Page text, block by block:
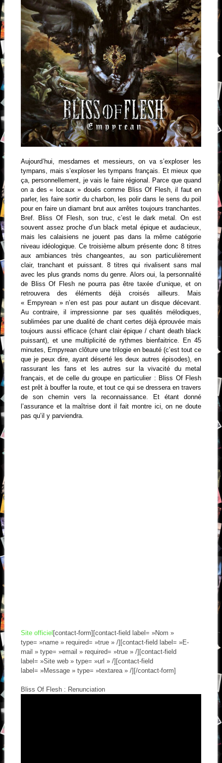
Aujourd’hui, mesdames et messieurs, on va s’exploser les
tympans, mais s’exploser les tympans français. Et mieux que
ça, personnellement, je vais le faire régional. Parce que quand
on a des « locaux » doués comme Bliss Of Flesh, il faut en
parler, les faire sortir du charbon, les polir dans le sens du poil
pour en faire un diamant brut aux arrêtes toujours tranchantes.
Bref. Bliss Of Flesh, son truc, c’est le dark metal. On est
souvent assez proche d’un black metal épique et audacieux,
mais les calaisiens ne jouent pas dans la même catégorie
niveau idéologique. Ce troisième album présente donc 8 titres
aux ambiances très changeantes, au son particulièrement
clair, tranchant et puissant. 8 titres qui rivalisent sans mal
avec les plus grands noms du genre. Alors oui, la personnalité
de Bliss Of Flesh ne pourra pas être taxée d’unique, et on
retrouvera des éléments déjà croisés ailleurs. Mais
« Empyrean » n’en est pas pour autant un disque décevant.
Au contraire, il impressionne par ses qualités mélodiques,
sublimées par une dualité de chant certes déjà éprouvée mais
toujours aussi efficace (chant clair épique / chant death black
puissant), et une multiplicité de rythmes bienfaitrice. En 45
minutes, Empyrean clôture une trilogie en beauté (c’est tout ce
que je peux dire, ayant déserté les deux autres épisodes), en
rassurant les fans et les autres sur la vivacité du metal
français, et de celle du groupe en particulier : Bliss Of Flesh
est prêt à bouffer la route, et tout ce qui se dressera en travers
de son chemin vers la reconnaissance. Et étant donné
l’assurance et la maîtrise dont il fait montre ici, on ne doute
pas qu’il y parviendra.
Site officiel[contact-form][contact-field label= »Nom »
type= »name » required= »true » /][contact-field label= »E-
mail » type= »email » required= »true » /][contact-field
label= »Site web » type= »url » /][contact-field
label= »Message » type= »textarea » /][/contact-form]
Bliss Of Flesh : Renunciation